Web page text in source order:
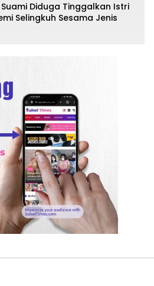
Suami Diduga Tinggalkan Istri
Selingkuh Sesama Jenis